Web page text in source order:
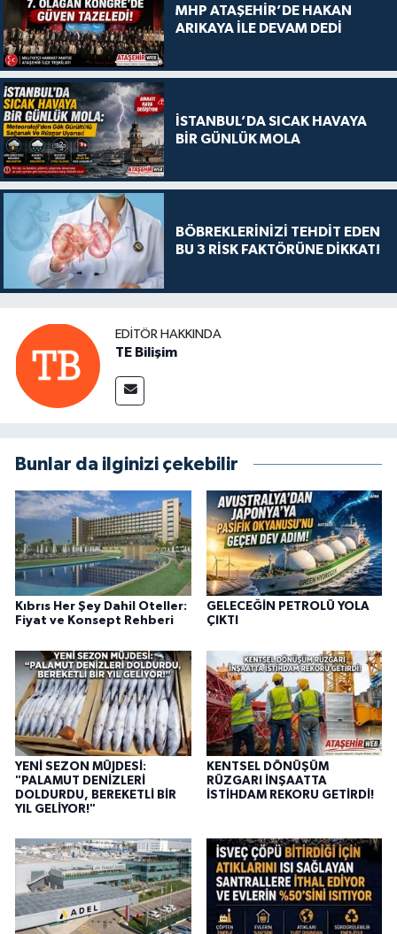
MHP ATAŞEHİR’DE HAKAN
ARIKAYA İLE DEVAM DEDİ
İSTANBUL’DA SICAK HAVAYA
BİR GÜNLÜK MOLA
BÖBREKLERİNİZİ TEHDİT EDEN
BU 3 RİSK FAKTÖRÜNE DİKKAT!
EDITÖR HAKKINDA
TE Bilişim
Bunlar da ilginizi çekebilir
Kıbrıs Her Şey Dahil Oteller:
Fiyat ve Konsept Rehberi
GELECEĞİN PETROLÜ YOLA
ÇIKTI
YENİ SEZON MÜJDESİ:
"PALAMUT DENİZLERİ
DOLDURDU, BEREKETLİ BİR
YIL GELİYOR!"
KENTSEL DÖNÜŞÜM
RÜZGARI İNŞAATTA
İSTİHDAM REKORU GETİRDİ!